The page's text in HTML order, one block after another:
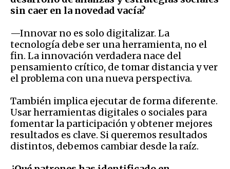
sin caer en la novedad vacía?
—Innovar no es solo digitalizar. La
tecnología debe ser una herramienta, no el
fin. La innovación verdadera nace del
pensamiento crítico, de tomar distancia y ver
el problema con una nueva perspectiva.
También implica ejecutar de forma diferente.
Usar herramientas digitales o sociales para
fomentar la participación y obtener mejores
resultados es clave. Si queremos resultados
distintos, debemos cambiar desde la raíz.